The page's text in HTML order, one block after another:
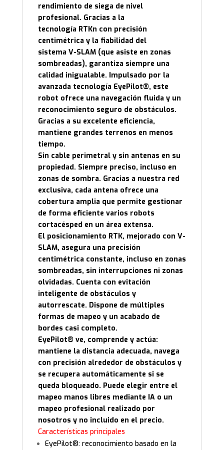
rendimiento de siega de nivel
profesional. Gracias a la
tecnología RTKn con precisión
centimétrica y la fiabilidad del
sistema V-SLAM (que asiste en zonas
sombreadas), garantiza siempre una
calidad inigualable. Impulsado por la
avanzada tecnología EyePilot®, este
robot ofrece una navegación fluida y un
reconocimiento seguro de obstáculos.
Gracias a su excelente eficiencia,
mantiene grandes terrenos en menos
tiempo.
Sin cable perimetral y sin antenas en su
propiedad. Siempre preciso, incluso en
zonas de sombra. Gracias a nuestra red
exclusiva, cada antena ofrece una
cobertura amplia que permite gestionar
de forma eficiente varios robots
cortacésped en un área extensa.
El posicionamiento RTK, mejorado con V-
SLAM, asegura una precisión
centimétrica constante, incluso en zonas
sombreadas, sin interrupciones ni zonas
olvidadas. Cuenta con evitación
inteligente de obstáculos y
autorrescate. Dispone de múltiples
formas de mapeo y un acabado de
bordes casi completo.
EyePilot® ve, comprende y actúa:
mantiene la distancia adecuada, navega
con precisión alrededor de obstáculos y
se recupera automáticamente si se
queda bloqueado. Puede elegir entre el
mapeo manos libres mediante IA o un
mapeo profesional realizado por
nosotros y no incluido en el precio.
Características principales
EyePilot®: reconocimiento basado en la